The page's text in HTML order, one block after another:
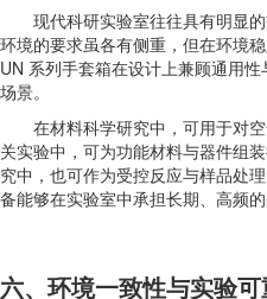
现代科研实验室往往具有明显
环境的要求虽各有侧重，但在环境
UN 系列手套箱在设计上兼顾通用
场景。
在材料科学研究中，可用于对
关实验中，可为功能材料与器件组
究中，也可作为受控反应与样品处
备能够在实验室中承担长期、高频的
六、环境一致性与实验